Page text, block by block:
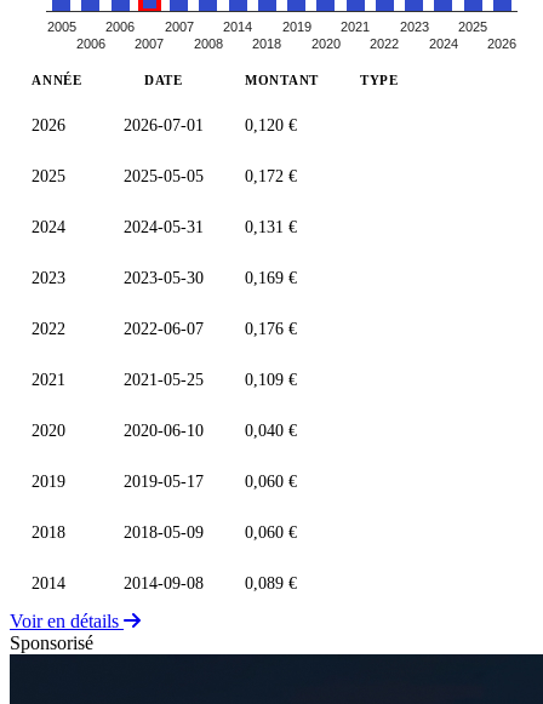
2005
2006
2006
2007
2007
2008
2014
2018
2019
2020
2021
2022
2023
2024
2025
2026
ANNÉE DATE MONTANT TYPE
2026 2026-07-01 0,120 €
2025 2025-05-05 0,172 €
2024 2024-05-31 0,131 €
2023 2023-05-30 0,169 €
2022 2022-06-07 0,176 €
2021 2021-05-25 0,109 €
2020 2020-06-10 0,040 €
2019 2019-05-17 0,060 €
2018 2018-05-09 0,060 €
2014 2014-09-08 0,089 €
Voir en détails
Sponsorisé